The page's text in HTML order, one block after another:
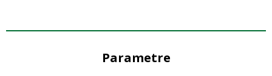
Parametre